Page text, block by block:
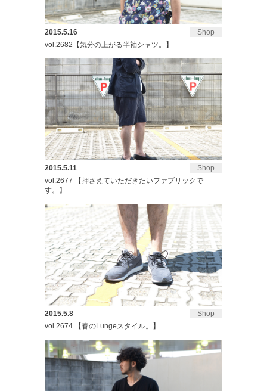
Shop
2015.5.16
vol.2682【気分の上がる半袖シャツ。】
Shop
2015.5.11
vol.2677 【押さえていただきたいファブリックで
す。】
Shop
2015.5.8
vol.2674 【春のLungeスタイル。】